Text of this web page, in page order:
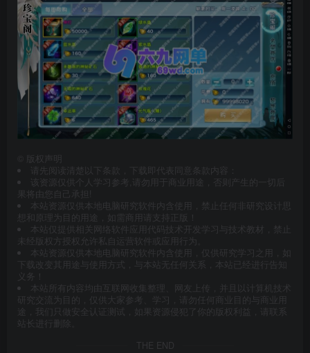
版权声明
请先阅读清楚以下条款，下载即代表同意条款内容：
该资源仅供个人学习参考,请勿用于商业用途，否则产生的一切后
果将由您自己承担!
本站资源仅供本地电脑研究软件内含使用，禁止任何非研究设计思
想和原理为目的用途，如需商用请支持正版！
本站仅提供相关网络软件应用代码技术开发学习与技术教材，禁止
未经版权方授权允许私自运营软件或应用行为。
本站资源仅供本地电脑研究软件内含使用，仅供研究学习之用，如
下载改变其用途与使用方式，与本站无任何关系，本站已经进行告知
义务！
本站所有内容均由互联网收集整理、网友上传，并且以计算机技术
研究交流为目的，仅供大家参考、学习，请勿任何商业目的与商业用
途，我们只做安全认证测试，如果资源侵犯了你的版权利益，请联系
站长进行删除。
THE END